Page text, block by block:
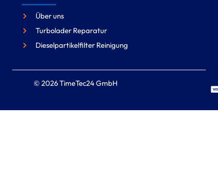
Über uns
Turbolader Reparatur
Dieselpartikelfilter Reinigung
© 2026 TimeTec24 GmbH